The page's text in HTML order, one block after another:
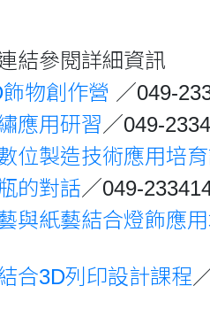
結參閱詳細資訊
物創作營 ／049-
應用研習／049-
位製造技術應用培
的對話／049-
與紙藝結合燈飾應
合3D列印設計課程